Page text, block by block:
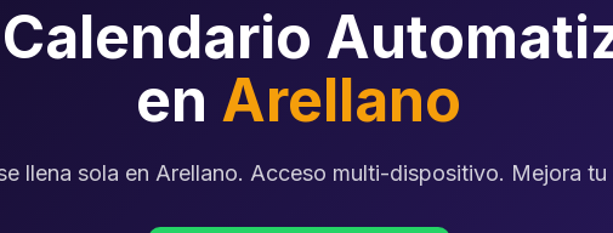
en Arellano
llena sola en Arellano. Acceso multi-dispositivo. Mejora tu